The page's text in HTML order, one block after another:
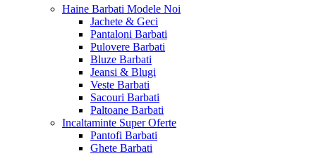
Haine Barbati Modele Noi
Jachete & Geci
Pantaloni Barbati
Pulovere Barbati
Bluze Barbati
Jeansi & Blugi
Veste Barbati
Sacouri Barbati
Paltoane Barbati
Incaltaminte Super Oferte
Pantofi Barbati
Ghete Barbati